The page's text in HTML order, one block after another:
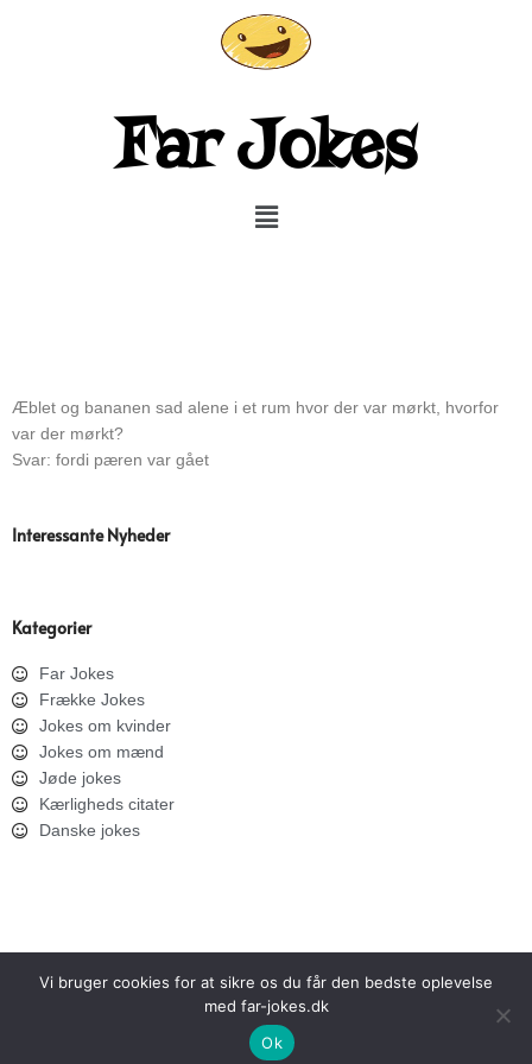
Far Jokes
Menu
Æblet og bananen sad alene i et rum hvor der var mørkt, hvorfor
var der mørkt?
Svar: fordi pæren var gået
Interessante Nyheder
Kategorier
Far Jokes
Frække Jokes
Jokes om kvinder
Jokes om mænd
Jøde jokes
Kærligheds citater
Danske jokes
SITEMAP PRIVATLIVSPOLITIK
Copyright © 2026 Far Jokes
Vi bruger cookies for at sikre os du får den bedste oplevelse
med far-jokes.dk
Ok